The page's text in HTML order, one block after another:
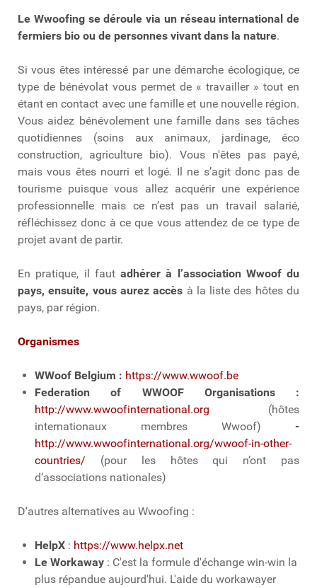
Le Wwoofing se déroule via un réseau international de
fermiers bio ou de personnes vivant dans la nature.
Si vous êtes intéressé par une démarche écologique, ce
type de bénévolat vous permet de « travailler » tout en
étant en contact avec une famille et une nouvelle région.
Vous aidez bénévolement une famille dans ses tâches
quotidiennes (soins aux animaux, jardinage, éco
construction, agriculture bio). Vous n'êtes pas payé,
mais vous êtes nourri et logé. Il ne s’agit donc pas de
tourisme puisque vous allez acquérir une expérience
professionnelle mais ce n’est pas un travail salarié,
réfléchissez donc à ce que vous attendez de ce type de
projet avant de partir.
En pratique, il faut adhérer à l’association Wwoof du
pays, ensuite, vous aurez accès à la liste des hôtes du
pays, par région.
Organismes
WWoof Belgium : https://www.wwoof.be
Federation of WWOOF Organisations :
http://www.wwoofinternational.org (hôtes
internationaux membres Wwoof) -
http://www.wwoofinternational.org/wwoof-in-other-
countries/ (pour les hôtes qui n’ont pas
d’associations nationales)
D'autres alternatives au Wwoofing :
HelpX : https://www.helpx.net
Le Workaway : C'est la formule d'échange win-win la
plus répandue aujourd'hui. L'aide du workawayer